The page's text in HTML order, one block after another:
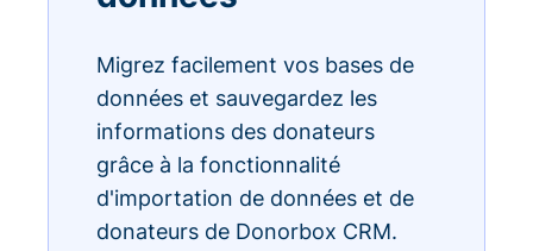
Migrez facilement vos bases de
données et sauvegardez les
informations des donateurs
grâce à la fonctionnalité
d'importation de données et de
donateurs de Donorbox CRM.